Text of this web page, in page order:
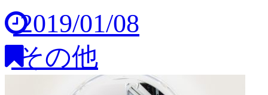
2019/01/08
その他